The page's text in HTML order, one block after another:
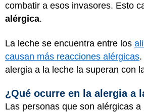
combatir a esos invasores. Esto
alérgica.
La leche se encuentra entre los
causan más reacciones alérgicas
alergia a la leche la superan con
¿Qué ocurre en la alergia a
Las personas que son alérgicas a